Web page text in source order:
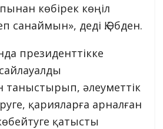
көбірек көңіл
санаймын», деді Қ.Әбден.
президенттікке
таныстырып, әлеуметтік
қарияларға арналған
қатысты